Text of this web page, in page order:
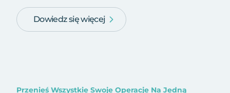
Dowiedz się więcej
Przenieś Wszystkie Swoje Operacje Na Jedną